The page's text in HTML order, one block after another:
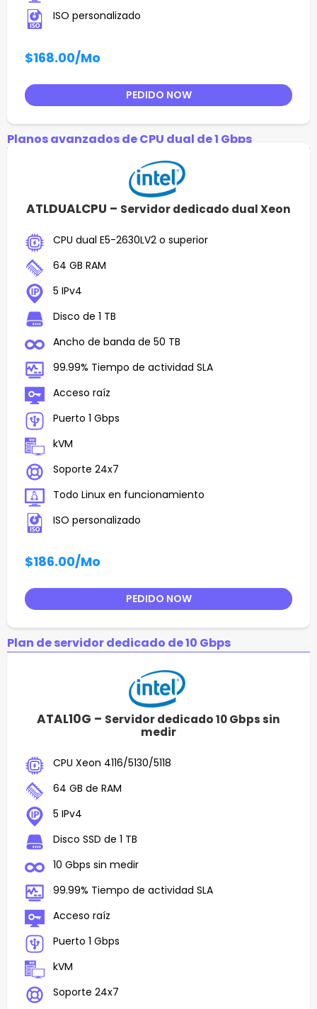
ISO personalizado
$168.00/Mo
PEDIDO NOW
Planos avanzados de CPU dual de 1 Gbps
ATLDUALCPU – Servidor dedicado dual Xeon
CPU dual E5-2630LV2 o superior
64 GB RAM
5 IPv4
Disco de 1 TB
Ancho de banda de 50 TB
99.99% Tiempo de actividad SLA
Acceso raíz
Puerto 1 Gbps
kVM
Soporte 24x7
Todo Linux en funcionamiento
ISO personalizado
$186.00/Mo
PEDIDO NOW
Plan de servidor dedicado de 10 Gbps
ATAL10G – Servidor dedicado 10 Gbps sin
medir
CPU Xeon 4116/5130/5118
64 GB de RAM
5 IPv4
Disco SSD de 1 TB
10 Gbps sin medir
99.99% Tiempo de actividad SLA
Acceso raíz
Puerto 1 Gbps
kVM
Soporte 24x7